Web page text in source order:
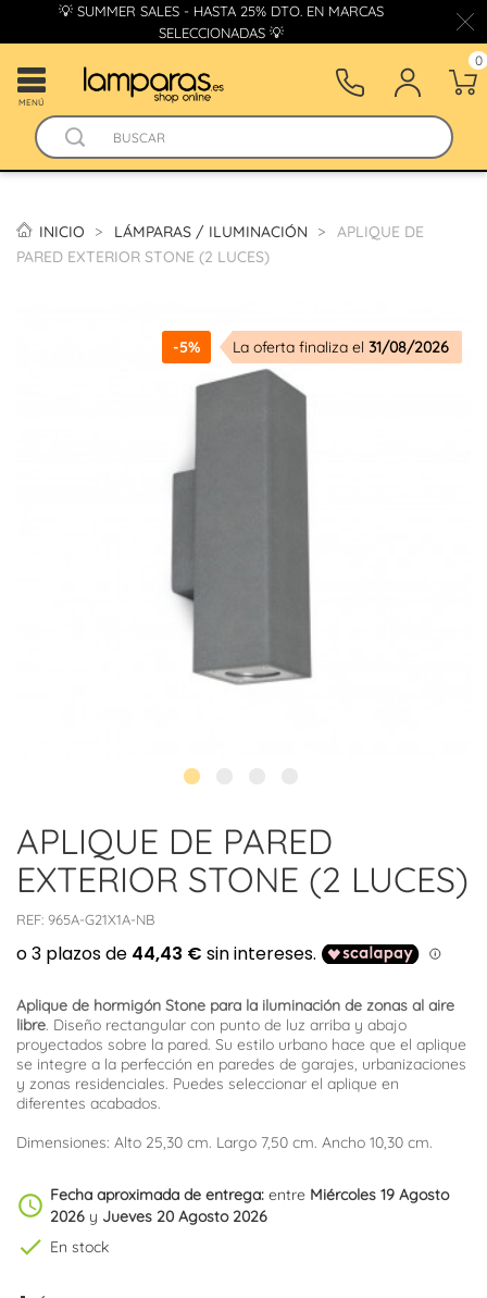
💡 SUMMER SALES - HASTA 25% DTO. EN MARCAS
SELECCIONADAS 💡
MENÚ
0
INICIO LÁMPARAS / ILUMINACIÓN
APLIQUE DE
PARED EXTERIOR STONE (2 LUCES)
-5% La oferta finaliza el 31/08/2026
APLIQUE DE PARED
EXTERIOR STONE (2 LUCES)
REF: 965A-G21X1A-NB
Aplique de hormigón Stone para la iluminación de zonas al aire
libre. Diseño rectangular con punto de luz arriba y abajo
proyectados sobre la pared. Su estilo urbano hace que el aplique
se integre a la perfección en paredes de garajes, urbanizaciones
y zonas residenciales. Puedes seleccionar el aplique en
diferentes acabados.
Dimensiones: Alto 25,30 cm. Largo 7,50 cm. Ancho 10,30 cm.
schedule Fecha aproximada de entrega: entre Miércoles 19 Agosto
2026 y Jueves 20 Agosto 2026
check En stock